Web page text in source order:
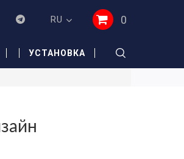
RU 0
УСТАНОВКА